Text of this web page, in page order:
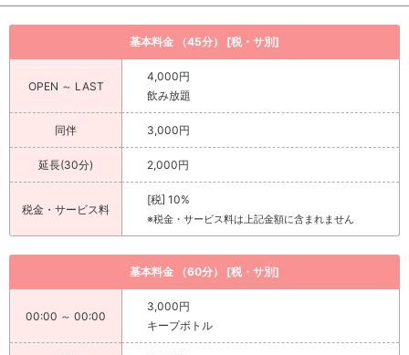
基本料金 （45分） [税・サ別]
OPEN ～ LAST
4,000円
飲み放題
同伴 3,000円
延長(30分) 2,000円
税金・サービス料
[税] 10%
※税金・サービス料は上記金額に含まれません
基本料金 （60分） [税・サ別]
00:00 ～ 00:00
3,000円
キープボトル